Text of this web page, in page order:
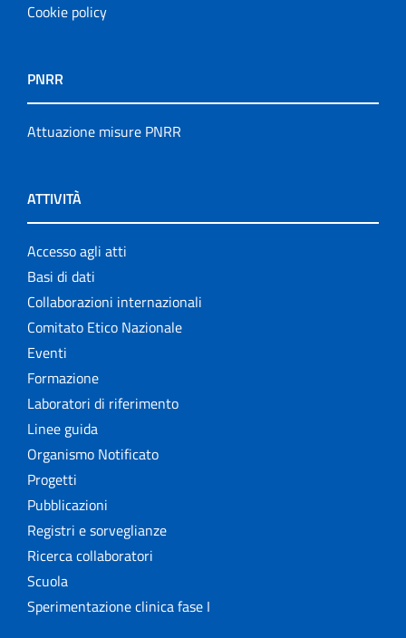
Cookie policy
PNRR
Attuazione misure PNRR
ATTIVITÀ
Accesso agli atti
Basi di dati
Collaborazioni internazionali
Comitato Etico Nazionale
Eventi
Formazione
Laboratori di riferimento
Linee guida
Organismo Notificato
Progetti
Pubblicazioni
Registri e sorveglianze
Ricerca collaboratori
Scuola
Sperimentazione clinica fase I